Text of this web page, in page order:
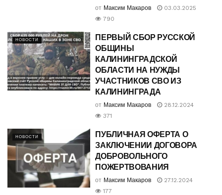
от Максим Макаров
03.03.2025
790
НОВОСТИ
ПЕРВЫЙ СБОР РУССКОЙ
ОБЩИНЫ
КАЛИНИНГРАДСКОЙ
ОБЛАСТИ НА НУЖДЫ
УЧАСТНИКОВ СВО ИЗ
КАЛИНИНГРАДА
от Максим Макаров
28.12.2024
371
НОВОСТИ
ПУБЛИЧНАЯ ОФЕРТА О
ЗАКЛЮЧЕНИИ ДОГОВОРА
ДОБРОВОЛЬНОГО
ПОЖЕРТВОВАНИЯ
от Максим Макаров
27.12.2024
177